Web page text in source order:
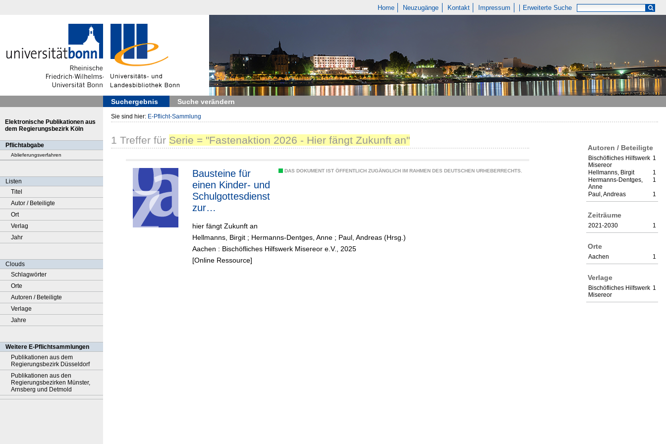
Home Neuzugänge Kontakt Impressum Erweiterte Suche
Suchergebnis Suche verändern
Elektronische Publikationen aus
dem Regierungsbezirk Köln
Pflichtabgabe
Ablieferungsverfahren
Listen
Titel
Autor / Beteiligte
Ort
Verlag
Jahr
Clouds
Schlagwörter
Orte
Autoren / Beteiligte
Verlage
Jahre
Weitere E-Pflichtsammlungen
Publikationen aus dem
Regierungsbezirk Düsseldorf
Publikationen aus den
Regierungsbezirken Münster,
Arnsberg und Detmold
Sie sind hier: E-Pflicht-Sammlung
Autoren / Beteiligte
1
Bischöfliches Hilfswerk
Misereor
1
Hellmanns, Birgit
1
Hermanns-Dentges,
Anne
1
Paul, Andreas
Zeiträume
1
2021-2030
Orte
1
Aachen
Verlage
1
Bischöfliches Hilfswerk
Misereor
1 Treffer für Serie = "Fastenaktion 2026 - Hier fängt Zukunft an"
DAS DOKUMENT IST ÖFFENTLICH ZUGÄNGLICH IM RAHMEN DES DEUTSCHEN URHEBERRECHTS.
Bausteine für
einen Kinder- und
Schulgottesdienst
zur
n 2026
hier fängt Zukunft an
Hellmanns, Birgit ; Hermanns-Dentges, Anne ; Paul, Andreas (Hrsg.)
Aachen : Bischöfliches Hilfswerk Misereor e.V., 2025
[Online Ressource]